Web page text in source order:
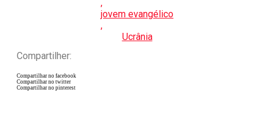
,
jovem evangélico
,
Ucrânia
Compartilher:
Compartilhar no facebook
Compartilhar no twitter
Compartilhar no pinterest